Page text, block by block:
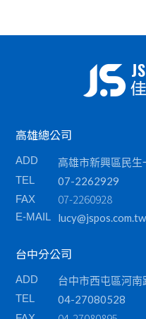
高雄總公司
ADD 高雄市新興區民
TEL 07-2262929
FAX 07-2260928
E-MAIL lucy@jspos.com.tw
台中分公司
ADD 台中市西屯區河
TEL 04-27080528